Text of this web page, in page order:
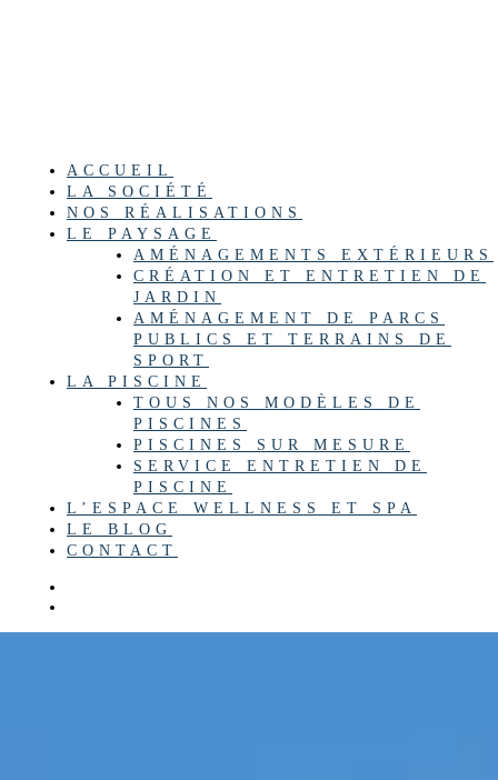
ACCUEIL
LA SOCIÉTÉ
NOS RÉALISATIONS
LE PAYSAGE
AMÉNAGEMENTS EXTÉRIEURS
CRÉATION ET ENTRETIEN DE
JARDIN
AMÉNAGEMENT DE PARCS
PUBLICS ET TERRAINS DE
SPORT
LA PISCINE
TOUS NOS MODÈLES DE
PISCINES
PISCINES SUR MESURE
SERVICE ENTRETIEN DE
PISCINE
L’ESPACE WELLNESS ET SPA
LE BLOG
CONTACT